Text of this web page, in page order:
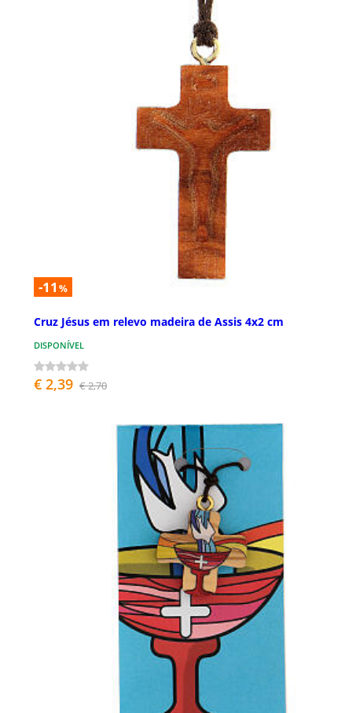
-11 %
Cruz Jésus em relevo madeira de Assis 4x2 cm
DISPONÍVEL
€ 2,39 € 2,70